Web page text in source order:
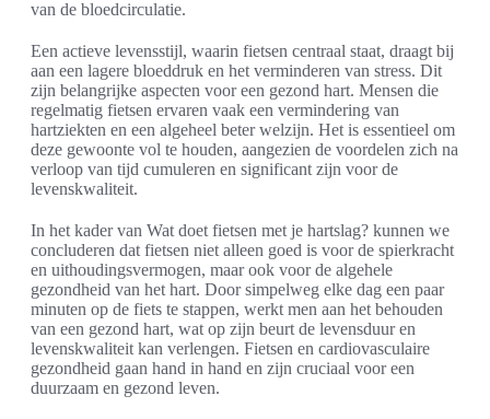
van de bloedcirculatie.
Een actieve levensstijl, waarin fietsen centraal staat, draagt bij
aan een lagere bloeddruk en het verminderen van stress. Dit
zijn belangrijke aspecten voor een gezond hart. Mensen die
regelmatig fietsen ervaren vaak een vermindering van
hartziekten en een algeheel beter welzijn. Het is essentieel om
deze gewoonte vol te houden, aangezien de voordelen zich na
verloop van tijd cumuleren en significant zijn voor de
levenskwaliteit.
In het kader van Wat doet fietsen met je hartslag? kunnen we
concluderen dat fietsen niet alleen goed is voor de spierkracht
en uithoudingsvermogen, maar ook voor de algehele
gezondheid van het hart. Door simpelweg elke dag een paar
minuten op de fiets te stappen, werkt men aan het behouden
van een gezond hart, wat op zijn beurt de levensduur en
levenskwaliteit kan verlengen. Fietsen en cardiovasculaire
gezondheid gaan hand in hand en zijn cruciaal voor een
duurzaam en gezond leven.